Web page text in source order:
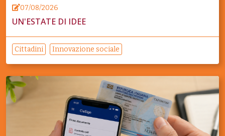
07/08/2026
UN'ESTATE DI IDEE
Cittadini Innovazione sociale